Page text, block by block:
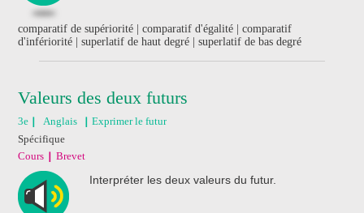
comparatif de supériorité | comparatif d'égalité | comparatif
d'infériorité | superlatif de haut degré | superlatif de bas degré
Valeurs des deux futurs
3e Anglais
Exprimer le futur
Spécifique
Cours
Brevet
Interpréter les deux valeurs du futur.